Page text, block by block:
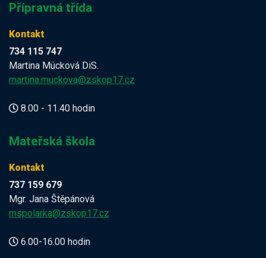
Přípravná třída
Kontakt
734 115 747
Martina Mücková DiS.
martina.muckova@zskop17.cz
8.00 - 11.40 hodin
Mateřská škola
Kontakt
737 159 679
Mgr. Jana Štěpánová
mspolarka@zskop17.cz
6.00-16.00 hodin